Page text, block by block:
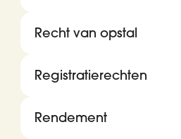
Recht van opstal
Registratierechten
Rendement